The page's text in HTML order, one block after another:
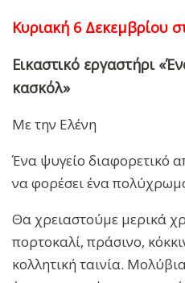
Κυριακή 6 Δεκεμβρίου
Εικαστικό εργαστήρι
κασκόλ»
Με την Ελένη
Ένα ψυγείο διαφορετικό
να φορέσει ένα
Θα χρειαστούμε μερικά
πορτοκαλί, πράσινο,
κολλητική ταινία.